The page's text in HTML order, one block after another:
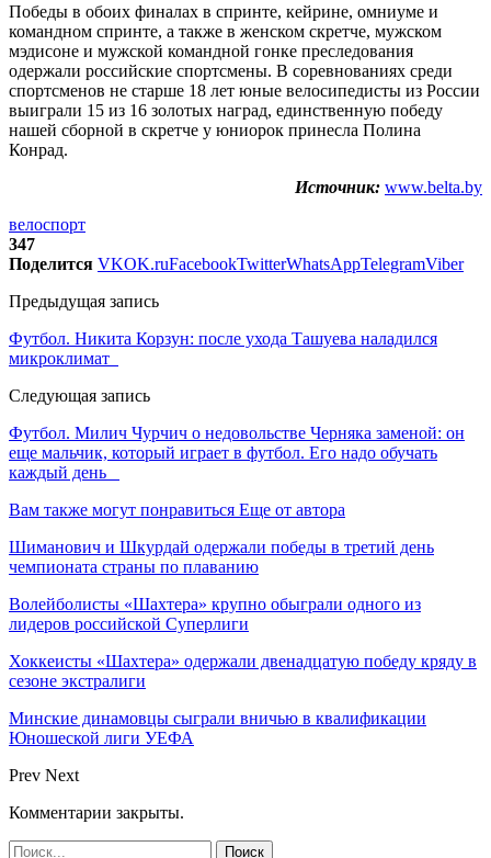
Победы в обоих финалах в спринте, кейрине, омниуме и
командном спринте, а также в женском скретче, мужском
мэдисоне и мужской командной гонке преследования
одержали российские спортсмены. В соревнованиях среди
спортсменов не старше 18 лет юные велосипедисты из России
выиграли 15 из 16 золотых наград, единственную победу
нашей сборной в скретче у юниорок принесла Полина
Конрад.
Источник: www.belta.by
велоспорт
347
Поделится VKOK.ruFacebookTwitterWhatsAppTelegramViber
Предыдущая запись
Футбол. Никита Корзун: после ухода Ташуева наладился
микроклимат
Следующая запись
Футбол. Милич Чурчич о недовольстве Черняка заменой: он
еще мальчик, который играет в футбол. Его надо обучать
каждый день
Вам также могут понравиться Еще от автора
Шиманович и Шкурдай одержали победы в третий день
чемпионата страны по плаванию
Волейболисты «Шахтера» крупно обыграли одного из
лидеров российской Суперлиги
Хоккеисты «Шахтера» одержали двенадцатую победу кряду в
сезоне экстралиги
Минские динамовцы сыграли вничью в квалификации
Юношеской лиги УЕФА
Prev Next
Комментарии закрыты.